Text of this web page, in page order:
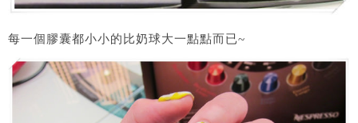
每一個膠囊都小小的比奶球大一點點而已~